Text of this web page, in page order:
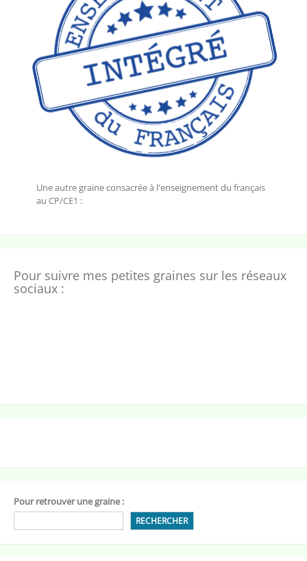
Une autre graine consacrée à l'enseignement du français
au CP/CE1 :
Pour suivre mes petites graines sur les réseaux
sociaux :
Pour retrouver une graine :
RECHERCHER